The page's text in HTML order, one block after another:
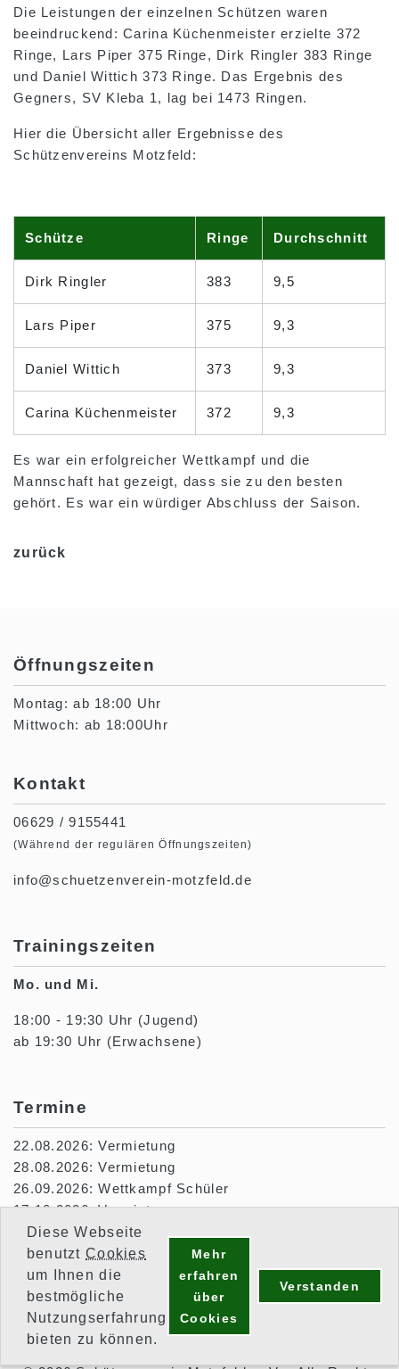
Die Leistungen der einzelnen Schützen waren
beeindruckend: Carina Küchenmeister erzielte 372
Ringe, Lars Piper 375 Ringe, Dirk Ringler 383 Ringe
und Daniel Wittich 373 Ringe. Das Ergebnis des
Gegners, SV Kleba 1, lag bei 1473 Ringen.
Hier die Übersicht aller Ergebnisse des
Schützenvereins Motzfeld:
Schütze Ringe Durchschnitt
Dirk Ringler 383 9,5
Lars Piper 375 9,3
Daniel Wittich 373 9,3
Carina Küchenmeister 372 9,3
Es war ein erfolgreicher Wettkampf und die
Mannschaft hat gezeigt, dass sie zu den besten
gehört. Es war ein würdiger Abschluss der Saison.
zurück
Öffnungszeiten
Montag: ab 18:00 Uhr
Mittwoch: ab 18:00Uhr
Kontakt
06629 / 9155441
(Während der regulären Öffnungszeiten)
info@schuetzenverein-motzfeld.de
Trainingszeiten
Mo. und Mi.
18:00 - 19:30 Uhr (Jugend)
ab 19:30 Uhr (Erwachsene)
Termine
22.08.2026: Vermietung
28.08.2026: Vermietung
26.09.2026: Wettkampf Schüler
17.10.2026: Vermietung
10.01.2027: Wettkampf Hubertus Blankenheim
Diese Webseite
benutztCookies
um Ihnen die
bestmögliche
Nutzungserfahrung
bieten zu können.
Mehr
erfahren
über
Cookies
Verstanden